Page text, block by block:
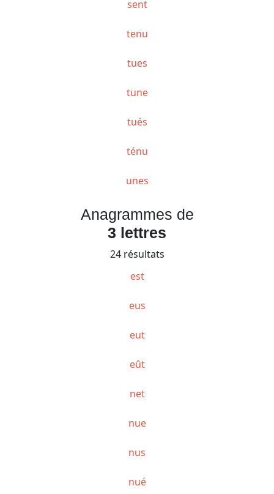
sent
tenu
tues
tune
tués
ténu
unes
Anagrammes de
3 lettres
24 résultats
est
eus
eut
eût
net
nue
nus
nué